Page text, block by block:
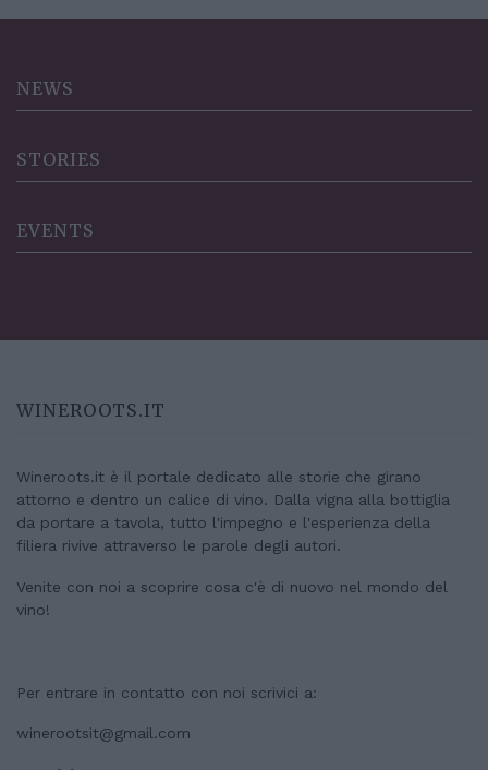
NEWS
STORIES
EVENTS
WINEROOTS.IT
Wineroots.it è il portale dedicato alle storie che girano
attorno e dentro un calice di vino. Dalla vigna alla bottiglia
da portare a tavola, tutto l'impegno e l'esperienza della
filiera rivive attraverso le parole degli autori.
Venite con noi a scoprire cosa c'è di nuovo nel mondo del
vino!
Per entrare in contatto con noi scrivici a:
winerootsit@gmail.com